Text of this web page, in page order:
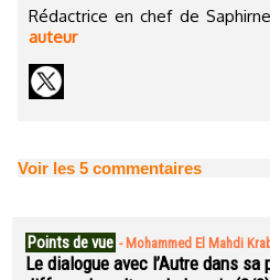
Rédactrice en chef de
auteur
Voir les 5 commentaires
Points de vue - Mohammed El Mahdi
Le dialogue avec l’Autre dans